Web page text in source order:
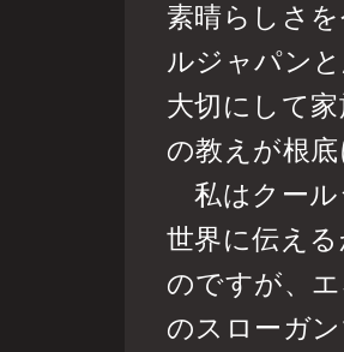
素晴らしさ
ルジャパン
大切にして
の教えが根
私はクール
世界に伝え
のですが、
のスローガ